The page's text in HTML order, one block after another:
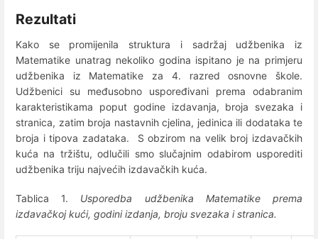
Rezultati
Kako se promijenila struktura i sadržaj udžbenika iz
Matematike unatrag nekoliko godina ispitano je na primjeru
udžbenika iz Matematike za 4. razred osnovne škole.
Udžbenici su međusobno uspoređivani prema odabranim
karakteristikama poput godine izdavanja, broja svezaka i
stranica, zatim broja nastavnih cjelina, jedinica ili dodataka te
broja i tipova zadataka. S obzirom na velik broj izdavačkih
kuća na tržištu, odlučili smo slučajnim odabirom usporediti
udžbenika triju najvećih izdavačkih kuća.
Tablica 1. Usporedba udžbenika Matematike prema
izdavačkoj kući, godini izdanja, broju svezaka i stranica.